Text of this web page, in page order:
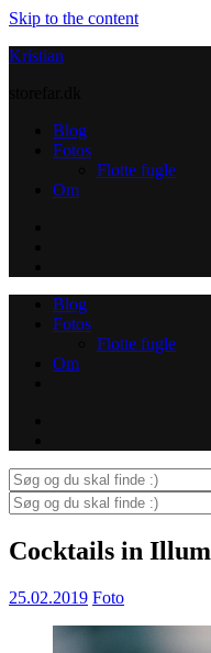
Skip to the content
Kristian
Blog
Fotos
Flotte fugle
Om
Blog
Fotos
Flotte fugle
Om
Search
for:
Search
for:
Cocktails in Illum
25.02.2019 Foto